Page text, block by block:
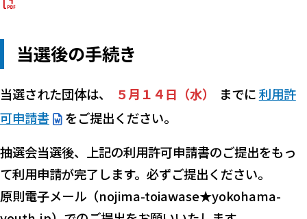
当選後の手続き
当選された団体は、 ５月１４日（水） までに利用許
可申請書
をご提出ください。
抽選会当選後、上記の利用許可申請書のご提出をもっ
て利用申請が完了します。必ずご提出ください。
原則電子メール（nojima-toiawase★yokohama-